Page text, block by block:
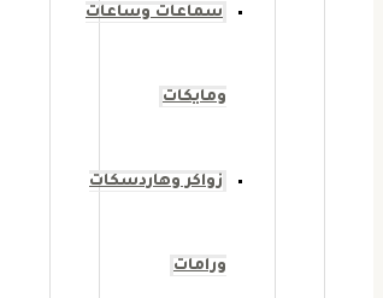
سماعات وساعات
ومايكات
زواكر وهاردسكات
ورامات